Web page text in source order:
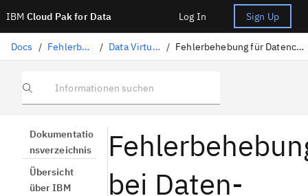
IBM Cloud Pak for Data Log In Sign Up
Docs / Fehlerbehebung / Data Virtualization / Fehlerbehebung für Datencaches und Abfragen
Informationen suchen
Dokumentatio
nsverzeichnis
Übersicht
über IBM
bei Daten-